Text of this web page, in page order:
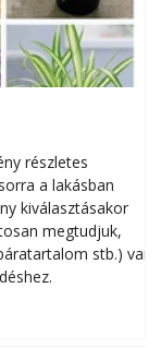
részletes
a lakásban
kiválasztásakor
megtudjuk,
stb.) van